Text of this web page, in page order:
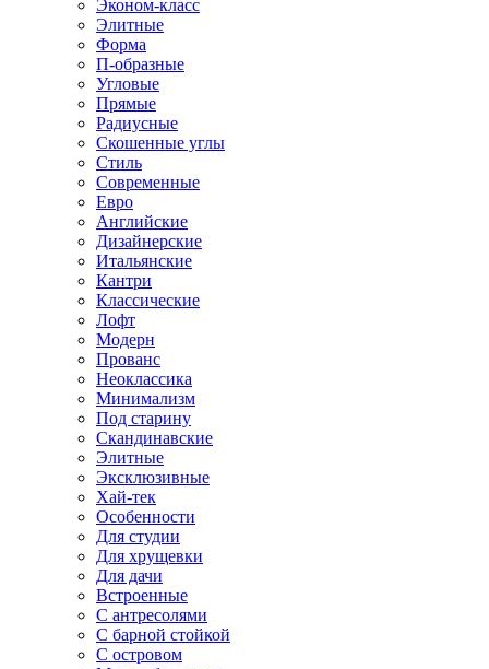
Эконом-класс
Элитные
Форма
П-образные
Угловые
Прямые
Радиусные
Скошенные углы
Стиль
Современные
Евро
Английские
Дизайнерские
Итальянские
Кантри
Классические
Лофт
Модерн
Прованс
Неоклассика
Минимализм
Под старину
Скандинавские
Элитные
Эксклюзивные
Хай-тек
Особенности
Для студии
Для хрущевки
Для дачи
Встроенные
С антресолями
С барной стойкой
С островом